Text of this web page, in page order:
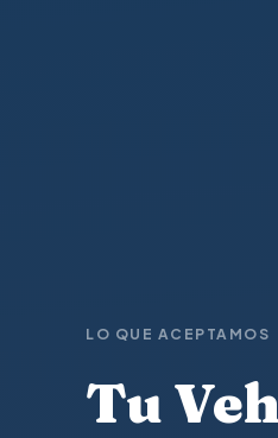
LO QUE ACEPTAMOS
Tu